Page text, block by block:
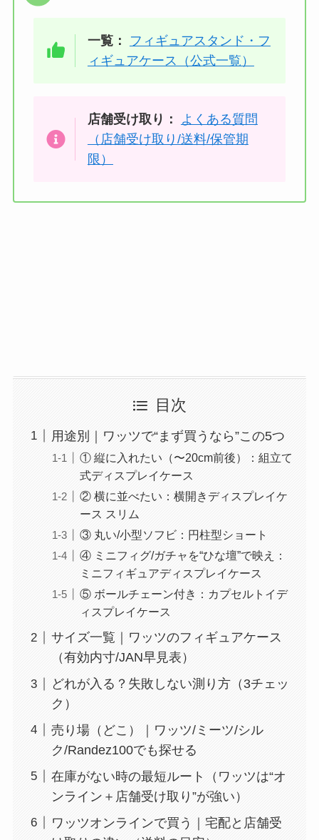
一覧：
フィギュアスタンド・フ
ィギュアケース（公式一覧）
店舗受け取り：
よくある質問
（店舗受け取り/送料/保管期
限）
目次
用途別｜ワッツで“まず買うなら”この5つ
① 縦に入れたい（〜20cm前後）：組立て
式ディスプレイケース
② 横に並べたい：横開きディスプレイケ
ース スリム
③ 丸い/小型ソフビ：円柱型ショート
④ ミニフィグ/ガチャを“ひな壇”で映え：
ミニフィギュアディスプレイケース
⑤ ボールチェーン付き：カプセルトイデ
ィスプレイケース
サイズ一覧｜ワッツのフィギュアケース
（有効内寸/JAN早見表）
どれが入る？失敗しない測り方（3チェッ
ク）
売り場（どこ）｜ワッツ/ミーツ/シル
ク/Randez100でも探せる
在庫がない時の最短ルート（ワッツは“オ
ンライン＋店舗受け取り”が強い）
ワッツオンラインで買う｜宅配と店舗受